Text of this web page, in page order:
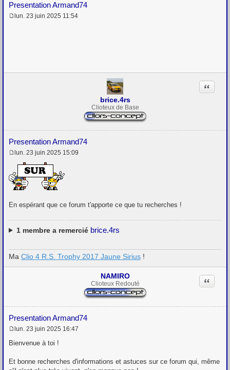
Presentation Armand74
lun. 23 juin 2025 11:54
brice.4rs
Clioteux de Base
Presentation Armand74
Citation
e
s
s
a
lun. 23 juin 2025 15:09
En espérant que ce forum t'apporte ce que tu recherches !
1membre a remercié brice.4rs
Ma Clio 4 R.S. Trophy 2017 Jaune Sirius !
NAMIRO
Clioteux Redouté
Presentation Armand74
Citation
e
a
lun. 23 juin 2025 16:47
Bienvenue à toi !
Et bonne recherches d'informations et astuces sur ce forum qui, même